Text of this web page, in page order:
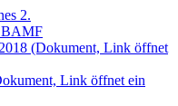
2.
BAMF
(Dokument, Link öffnet
Link öffnet ein